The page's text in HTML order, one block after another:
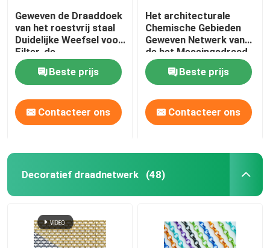
Geweven de Draaddoek
van het roestvrij staal
Duidelijke Weefsel voor
Filter, de
Vensterschermen
Beste prijs
Contacteer ons
Het architecturale
Chemische Gebieden
Geweven Netwerk van
de het Messingsdraad
van de Draaddoek
DecoratieveBeste prijs
Contacteer ons
Decoratief draadnetwerk (48)